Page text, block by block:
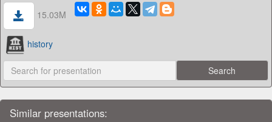
15.03M
history
Similar presentations: